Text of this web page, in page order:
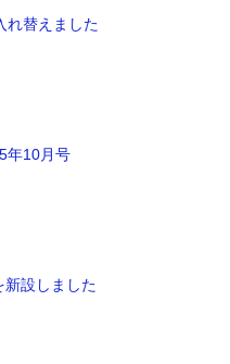
れ替えました
年10月号
新設しました